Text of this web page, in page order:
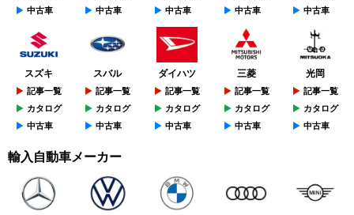
中古車
中古車
中古車
中古車
中古車
スズキ
記事一覧
カタログ
中古車
スバル
記事一覧
カタログ
中古車
ダイハツ
記事一覧
カタログ
中古車
三菱
記事一覧
カタログ
中古車
光岡
記事一覧
カタログ
中古車
輸入自動車メーカー